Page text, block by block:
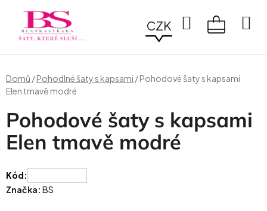
obsah
CZK
Hledat
Domů /Pohodlné šaty s kapsami /Pohodové šaty s kapsami
Elen tmavě modré
Pohodové šaty s kapsami
Elen tmavě modré
Kód:
Značka: BS